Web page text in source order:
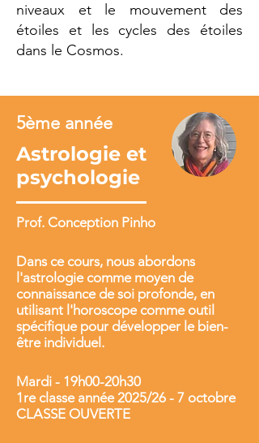
niveaux et le mouvement des
étoiles et les cycles des étoiles
dans le Cosmos.
5ème année
Astrologie et
psychologie
Prof. Conception Pinho
Dans ce cours, nous abordons
l'astrologie comme moyen de
connaissance de soi profonde, en
utilisant l'horoscope comme outil
spécifique pour développer le bien-
être individuel.
Mardi - 19h00-20h30
1re classe année 2025/26 - 7 octobre
CLASSE OUVERTE